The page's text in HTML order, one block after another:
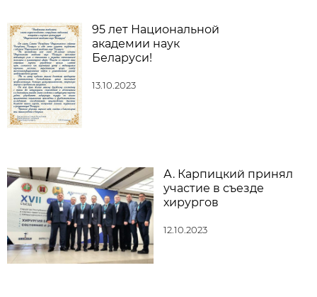
95 лет Национальной
академии наук
Беларуси!
13.10.2023
А. Карпицкий принял
участие в съезде
хирургов
12.10.2023